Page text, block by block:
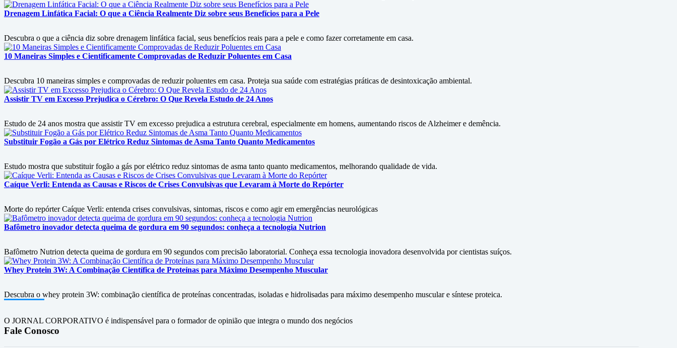
Drenagem Linfática Facial: O que a Ciência Realmente Diz sobre seus Benefícios para a Pele
Descubra o que a ciência diz sobre drenagem linfática facial, seus benefícios reais para a pele e como fazer corretamente em casa.
10 Maneiras Simples e Cientificamente Comprovadas de Reduzir Poluentes em Casa
Descubra 10 maneiras simples e comprovadas de reduzir poluentes em casa. Proteja sua saúde com estratégias práticas de desintoxicação ambiental.
Assistir TV em Excesso Prejudica o Cérebro: O Que Revela Estudo de 24 Anos
Estudo de 24 anos mostra que assistir TV em excesso prejudica a estrutura cerebral, especialmente em homens, aumentando riscos de Alzheimer e demência.
Substituir Fogão a Gás por Elétrico Reduz Sintomas de Asma Tanto Quanto Medicamentos
Estudo mostra que substituir fogão a gás por elétrico reduz sintomas de asma tanto quanto medicamentos, melhorando qualidade de vida.
Caíque Verli: Entenda as Causas e Riscos de Crises Convulsivas que Levaram à Morte do Repórter
Morte do repórter Caíque Verli: entenda crises convulsivas, sintomas, riscos e como agir em emergências neurológicas
Bafômetro inovador detecta queima de gordura em 90 segundos: conheça a tecnologia Nutrion
Bafômetro Nutrion detecta queima de gordura em 90 segundos com precisão laboratorial. Conheça essa tecnologia inovadora desenvolvida por cientistas suíços.
Whey Protein 3W: A Combinação Científica de Proteínas para Máximo Desempenho Muscular
Descubra o whey protein 3W: combinação científica de proteínas concentradas, isoladas e hidrolisadas para máximo desempenho muscular e síntese proteica.
O JORNAL CORPORATIVO é indispensável para o formador de opinião que integra o mundo dos negócios
Fale Conosco